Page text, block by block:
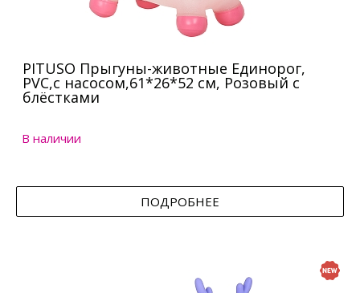
PITUSO Прыгуны-животные Единорог,
PVC,с насосом,61*26*52 см, Розовый с
блёстками
В наличии
ПОДРОБНЕЕ